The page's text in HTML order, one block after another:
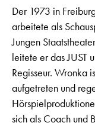
Der 1973 in
arbeitete als
Jungen
leitete er das JUST
Regisseur. Wronka
aufgetreten und
sich als Coach und